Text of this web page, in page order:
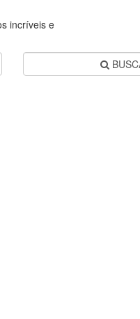
incríveis e